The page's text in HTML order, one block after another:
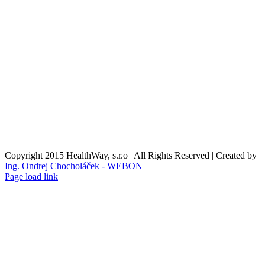
Copyright 2015 HealthWay, s.r.o | All Rights Reserved | Created by
Ing. Ondrej Chocholáček - WEBON
Page load link